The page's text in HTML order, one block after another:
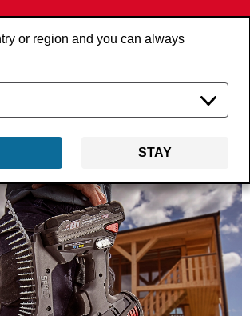
or region and you can always
STAY